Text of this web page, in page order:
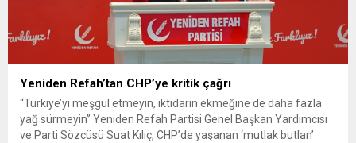
Yeniden Refah’tan CHP’ye kritik çağrı
“Türkiye’yi meşgul etmeyin, iktidarın ekmeğine de daha fazla
yağ sürmeyin” Yeniden Refah Partisi Genel Başkan Yardımcısı
ve Parti Sözcüsü Suat Kılıç, CHP’de yaşanan ‘mutlak butlan’